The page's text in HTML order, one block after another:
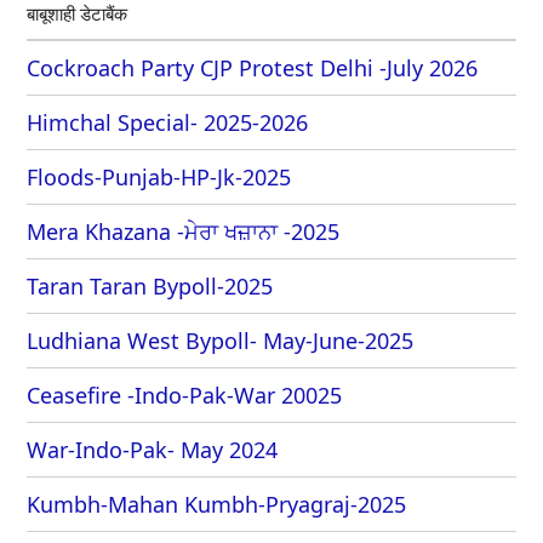
बाबूशाही डेटाबैंक
Cockroach Party CJP Protest Delhi -July 2026
Himchal Special- 2025-2026
Floods-Punjab-HP-Jk-2025
Mera Khazana -ਮੇਰਾ ਖਜ਼ਾਨਾ -2025
Taran Taran Bypoll-2025
Ludhiana West Bypoll- May-June-2025
Ceasefire -Indo-Pak-War 20025
War-Indo-Pak- May 2024
Kumbh-Mahan Kumbh-Pryagraj-2025